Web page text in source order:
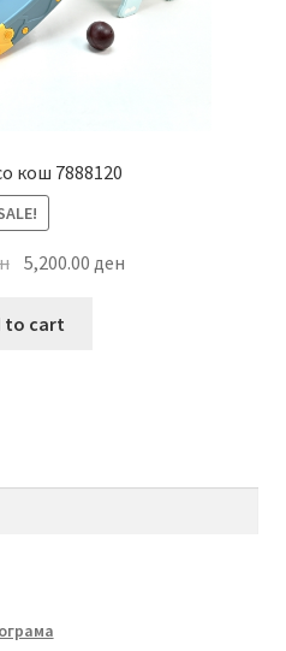
кош 7888120
Original
was:
5,200.00 ден
to cart